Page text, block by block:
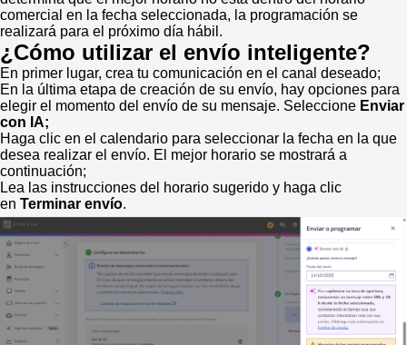
comercial en la fecha seleccionada, la programación se
realizará para el próximo día hábil.
¿Cómo utilizar el envío inteligente?
En primer lugar, crea tu comunicación en el canal deseado;
En la última etapa de creación de su envío, hay opciones para
elegir el momento del envío de su mensaje. Seleccione Enviar
con IA;
Haga clic en el calendario para seleccionar la fecha en la que
desea realizar el envío. El mejor horario se mostrará a
continuación;
Lea las instrucciones del horario sugerido y haga clic
en Terminar envío.